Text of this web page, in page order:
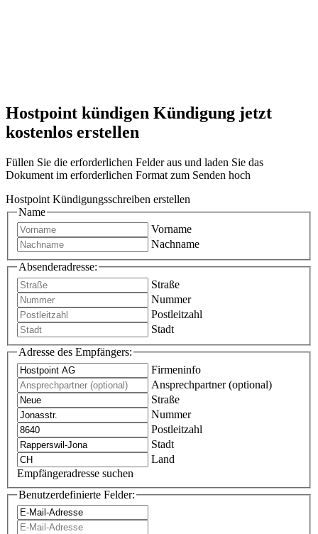
Hostpoint kündigen Kündigung jetzt
kostenlos erstellen
Füllen Sie die erforderlichen Felder aus und laden Sie das
Dokument im erforderlichen Format zum Senden hoch
Hostpoint Kündigungsschreiben erstellen
Name
Vorname
Nachname
Absenderadresse:
Straße
Nummer
Postleitzahl
Stadt
Adresse des Empfängers:
Firmeninfo
Ansprechpartner (optional)
Straße
Nummer
Postleitzahl
Stadt
Land
Empfängeradresse suchen
Benutzerdefinierte Felder: